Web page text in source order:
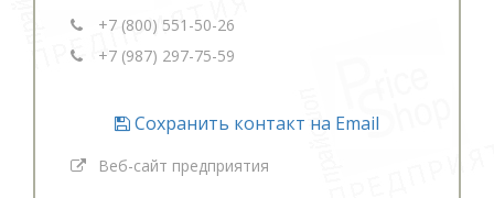
+7 (800) 551-50-26
+7 (987) 297-75-59
Сохранить контакт на Email
Веб-сайт предприятия